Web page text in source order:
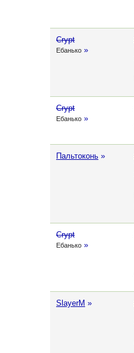
Crypt
Ебанько »
Crypt
Ебанько »
Пальтоконь »
Crypt
Ебанько »
SlayerM »